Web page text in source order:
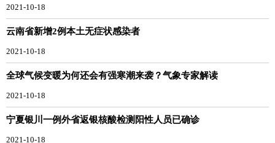
2021-10-18
云南省新增2例本土无症状感染者
2021-10-18
全球气候变暖为何还会有强寒潮来袭？气象专家解读
2021-10-18
宁夏银川一例外省返银核酸检测阳性人员已确诊
2021-10-18